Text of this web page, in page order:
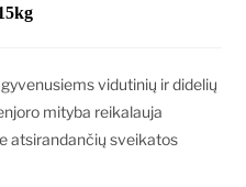
vidutinių ir didelių
mityba reikalauja
atsirandančių sveikatos